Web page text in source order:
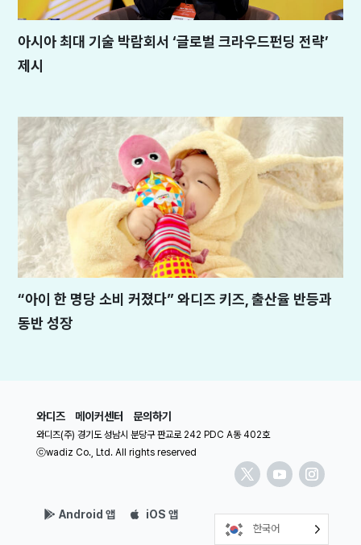
아시아 최대 기술 박람회서 ‘글로벌 크라우드펀딩 전략’
제시
“아이 한 명당 소비 커졌다” 와디즈 키즈, 출산율 반등과
동반 성장
와디즈 메이커센터 문의하기
와디즈(주) 경기도 성남시 분당구 판교로 242 PDC A동 402호
ⓒwadiz Co., Ltd. All rights reserved
Android 앱 iOS 앱
한국어